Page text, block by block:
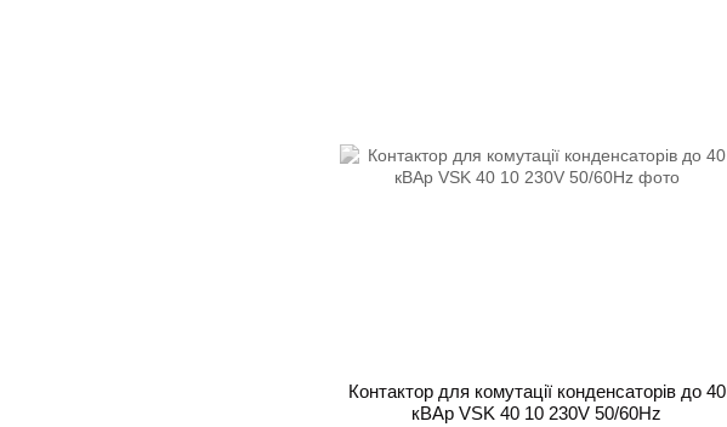
Контактор для комутації конденсаторів до 40
кВАр VSK 40 10 230V 50/60Hz